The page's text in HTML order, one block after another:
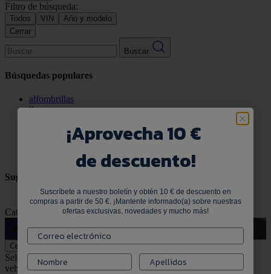
Filtro de búsqueda:
Todos VIN
Año y modelo
Cerrar
Buscar
Búsquedas populares
alfombrillas
llantas
Sugerencias
Categorías populares Ver todo
Alfombrillas de goma
Ver productos
Cerrar
Selecciona tu vehículo para comprobar la compatibilidad:Ningún
vehículo seleccionado
¡Aprovecha 10 €
de descuento!
Suscríbete a nuestro boletín y obtén 10 € de descuento en
compras a partir de 50 €. ¡Mantente informado(a) sobre nuestras
ofertas exclusivas, novedades y mucho más!